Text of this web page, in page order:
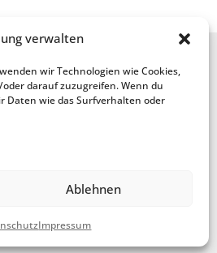
verwalten
wir Technologien wie Cookies,
darauf zuzugreifen. Wenn du
Daten wie das Surfverhalten oder
Ablehnen
Impressum